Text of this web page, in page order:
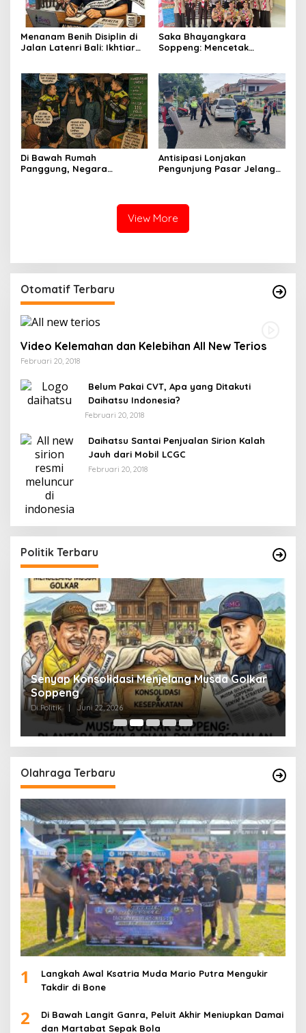
Menanam Benih Disiplin di
Jalan Latenri Bali: Ikhtiar
Saka Bhayangkara
Soppeng: Mencetak
Jalan
Di Bawah Rumah
Panggung, Negara
Antisipasi Lonjakan
Pengunjung Pasar Jelang
Arus Lantas
View More
Otomatif Terbaru
Video Kelemahan dan Kelebihan All New Terios
Februari 20, 2018
Belum Pakai CVT, Apa yang Ditakuti
Daihatsu Indonesia?
Februari 20, 2018
Daihatsu Santai Penjualan Sirion Kalah
Jauh dari Mobil LCGC
Februari 20, 2018
Politik Terbaru
Senyap Konsolidasi Menjelang Musda Golkar
Soppeng
Di Politik | Juni 22, 2026
Olahraga Terbaru
1
Langkah Awal Ksatria Muda Mario Putra Mengukir
Takdir di Bone
2
Di Bawah Langit Ganra, Peluit Akhir Meniupkan Damai
dan Martabat Sepak Bola